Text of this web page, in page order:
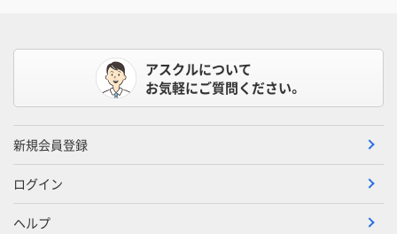
アスクルについて
お気軽にご質問ください。
新規会員登録
ログイン
ヘルプ